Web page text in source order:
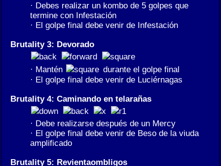
· Debes realizar un kombo de 5 golpes que
termine con Infestación
· El golpe final debe venir de Infestación
Brutality 3: Devorado
· Mantén
durante el golpe final
· El golpe final debe venir de Luciérnagas
Brutality 4: Caminando en telarañas
· Debe realizarse después de un Mercy
· El golpe final debe venir de Beso de la viuda
amplificado
Brutality 5: Revientaombligos